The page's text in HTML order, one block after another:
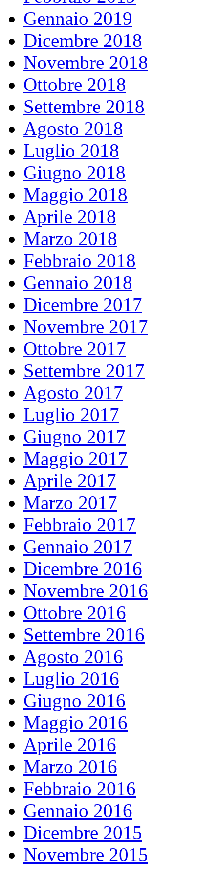
Gennaio 2019
Dicembre 2018
Novembre 2018
Ottobre 2018
Settembre 2018
Agosto 2018
Luglio 2018
Giugno 2018
Maggio 2018
Aprile 2018
Marzo 2018
Febbraio 2018
Gennaio 2018
Dicembre 2017
Novembre 2017
Ottobre 2017
Settembre 2017
Agosto 2017
Luglio 2017
Giugno 2017
Maggio 2017
Aprile 2017
Marzo 2017
Febbraio 2017
Gennaio 2017
Dicembre 2016
Novembre 2016
Ottobre 2016
Settembre 2016
Agosto 2016
Luglio 2016
Giugno 2016
Maggio 2016
Aprile 2016
Marzo 2016
Febbraio 2016
Gennaio 2016
Dicembre 2015
Novembre 2015